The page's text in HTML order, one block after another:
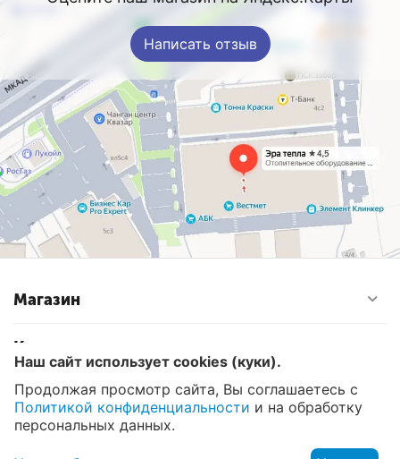
Написать отзыв
Магазин
Контакты
© 2008 - 2026 Эра Тепла. Интернет магазин отопительных
систем и водоснабжения в Москве
Наш сайт использует cookies (куки).
Продолжая просмотр сайта, Вы соглашаетесь с
Политикой конфиденциальности и на обработку
персональных данных.